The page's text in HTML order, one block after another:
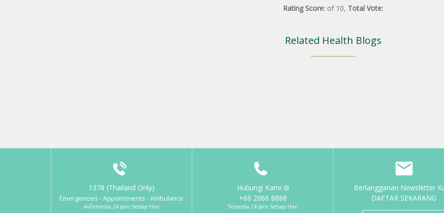
Rating Score: of 10, Total Vote:
Related Health Blogs
1378 (Thailand Only)
Emergencies - Appointments - Ambulance
AvTersedia 24 Jam Setiap Hari
Hubungi Kami di
+66 2066 8888
Tersedia 24 Jam Setiap Hari
Berlangganan Newsletter
DAFTAR SEKARANG